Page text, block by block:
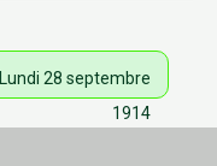
Lundi 28 septembre
1914